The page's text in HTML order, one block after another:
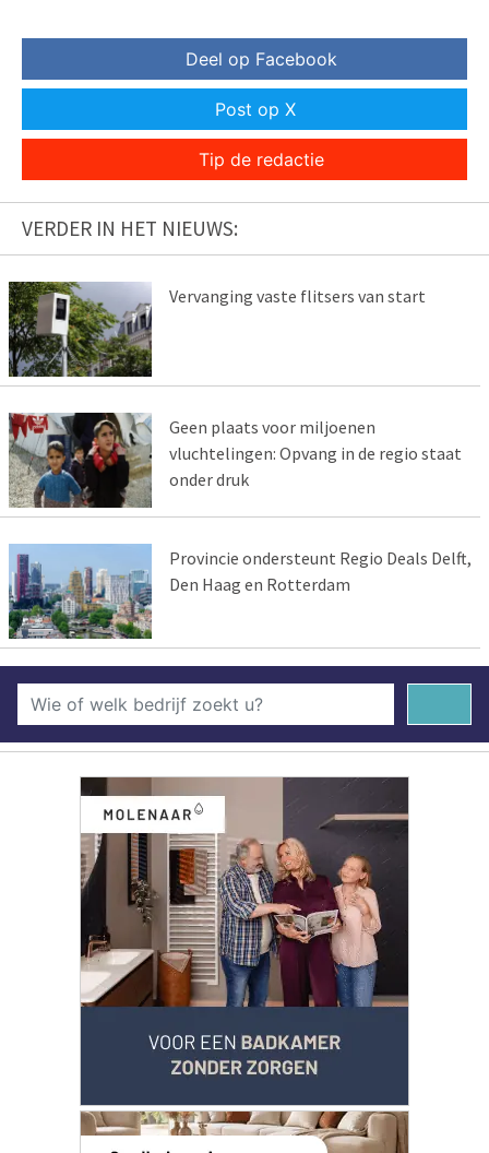
Deel op Facebook
Post op X
Tip de redactie
VERDER IN HET NIEUWS:
Vervanging vaste flitsers van start
Geen plaats voor miljoenen
vluchtelingen: Opvang in de regio staat
onder druk
Provincie ondersteunt Regio Deals Delft,
Den Haag en Rotterdam